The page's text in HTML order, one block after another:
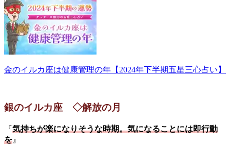
金のイルカ座は健康管理の年【2024年下半期五星三心占い】
銀のイルカ座 ◇解放の月
『気持ちが楽になりそうな時期。気になることには即行動
を 』